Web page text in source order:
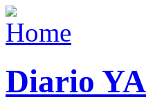
Diario YA